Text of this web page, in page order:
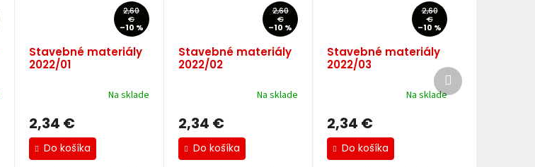
2,60
€
–10 %
Stavebné materiály
2022/01
Na sklade
2,34 €
Do košíka
2,60
€
–10 %
Stavebné materiály
2022/02
Na sklade
2,34 €
Do košíka
2,60
€
–10 %
Stavebné materiály
2022/03
Na sklade
2,34 €
Do košíka
Ďalší
produkt